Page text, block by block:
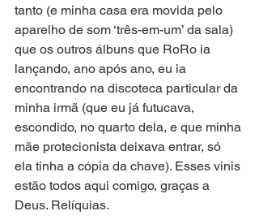
tanto (e minha casa era movida pelo
aparelho de som ‘três-em-um’ da sala)
que os outros álbuns que RoRo ia
lançando, ano após ano, eu ia
encontrando na discoteca particular da
minha irmã (que eu já futucava,
escondido, no quarto dela, e que minha
mãe protecionista deixava entrar, só
ela tinha a cópia da chave). Esses vinis
estão todos aqui comigo, graças a
Deus. Relíquias.